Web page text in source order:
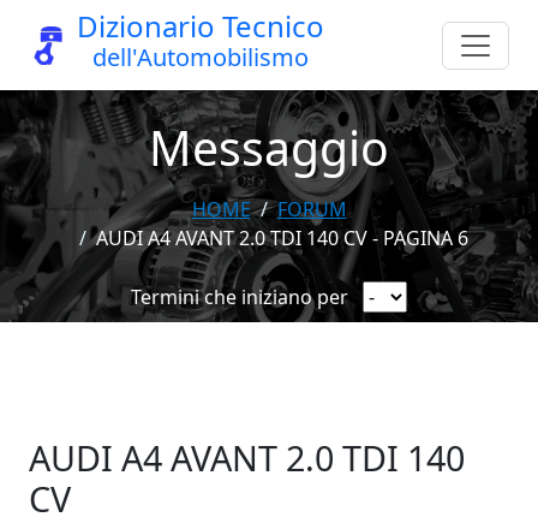
Dizionario Tecnico
dell'Automobilismo
Messaggio
HOME
FORUM
AUDI A4 AVANT 2.0 TDI 140 CV - PAGINA 6
Termini che iniziano per
AUDI A4 AVANT 2.0 TDI 140
CV